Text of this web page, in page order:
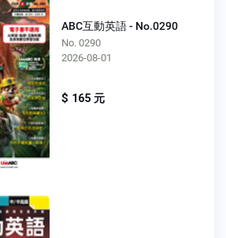
ABC互動英語 - No.0290
No. 0290
2026-08-01
$ 165 元